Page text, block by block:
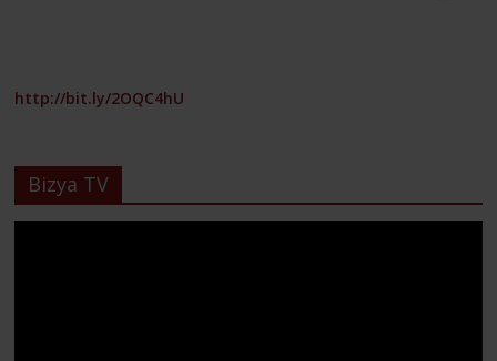
http://bit.ly/2OQC4hU
Bizya TV